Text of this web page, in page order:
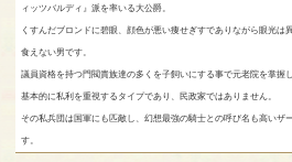
ィッツバルディ』派を率いる大公爵。
くすんだブロンドに碧眼、顔色が悪い痩せぎすでありながら眼光は
食えない男です。
議員資格を持つ門閥貴族達の多くを子飼いにする事で元老院を掌握
基本的に私利を重視するタイプであり、民政家ではありません。
その私兵団は国軍にも匹敵し、幻想最強の騎士との呼び名も高いザ
す。